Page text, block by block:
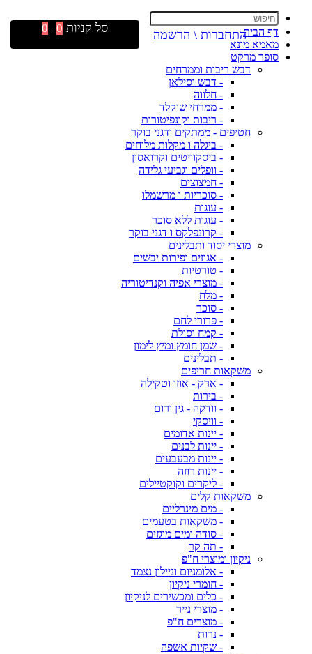
דף הבית
מאמא מונא
סופר מרקט
דבש ריבות וממרחים
- דבש וסילאן
- חלווה
- ממרחי שוקלד
- ריבות וקונפיטורות
חטיפים - ממתקים ודגני בוקר
- ביגלה ו מקלות מלוחים
- ביסקוויטים וקרואסון
- וופלים וגביעי גלידה
- חמצוצים
- סוכריות ו מרשמלו
- עוגות
- עוגות ללא סוכר
- קרונפלקס ו דגני בוקר
מוצרי יסוד ותבלינים
- אגוזים ופירות יבשים
- טורטיות
- מוצרי אפיה וקנדיטוריה
- מלח
- סוכר
- פרורי לחם
- קמח וסולת
- שמן חומץ ומיץ לימון
- תבלינים
משקאות חריפים
- ארק - אוזו וטקילה
- בירות
- וודקה - גין ורום
- וויסקי
- יינות אדומים
- יינות לבנים
- יינות מבעבעים
- יינות רוזה
- ליקרים וקוקטיילים
משקאות קלים
- מים מינרליים
- משקאות בטעמים
- סודה ומים מוגזים
- תה קר
ניקיון ומוצרי ח"פ
- אלומניום וניילון נצמד
- חומרי ניקיון
- כלים ומכשירים לניקיון
- מוצרי נייר
- מוצרים ח"פ
- נרות
- שקיות אשפה
התחברות \ הרשמה סל קניות 0
0